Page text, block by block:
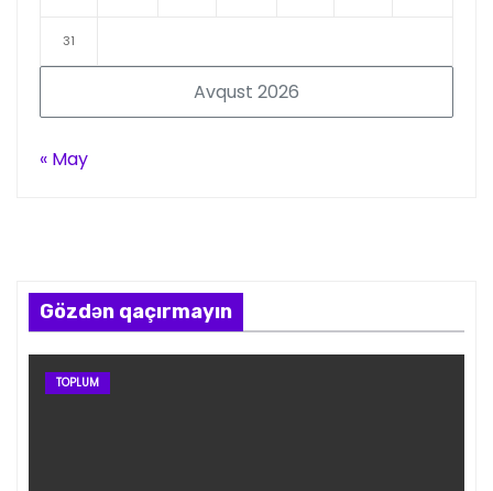
Avqust 2026
31
« May
Gözdən qaçırmayın
TOPLUM